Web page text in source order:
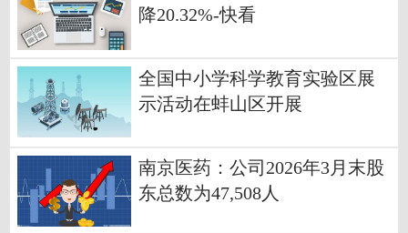
降20.32%-快看
全国中小学科学教育实验区展
示活动在蚌山区开展
南京医药：公司2026年3月末股
东总数为47,508人